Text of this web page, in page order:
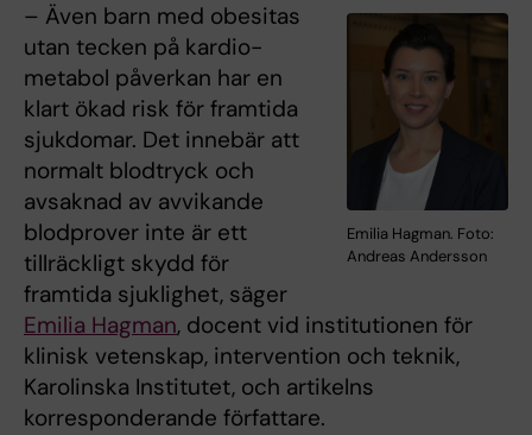
Emilia Hagman. Foto:
Andreas Andersson
– Även barn med obesitas
utan tecken på kardio-
metabol påverkan har en
klart ökad risk för framtida
sjukdomar. Det innebär att
normalt blodtryck och
avsaknad av avvikande
blodprover inte är ett
tillräckligt skydd för
framtida sjuklighet, säger
Emilia Hagman, docent vid institutionen för
klinisk vetenskap, intervention och teknik,
Karolinska Institutet, och artikelns
korresponderande författare.